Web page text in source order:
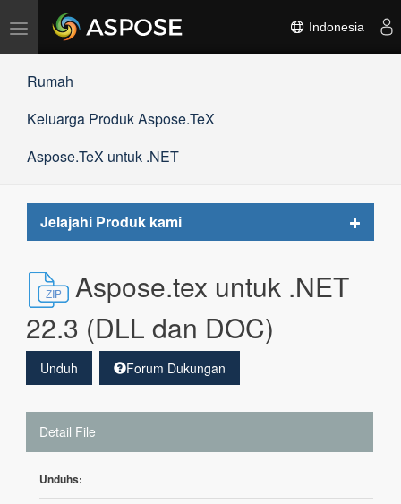
Alihkan
navigasi
Indonesia
Rumah
Keluarga Produk Aspose.TeX
Aspose.TeX untuk .NET
Jelajahi Produk kami
Toggle
Aspose.tex untuk .NET
22.3 (DLL dan DOC)
Unduh Forum Dukungan
Detail File
Unduhs: